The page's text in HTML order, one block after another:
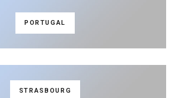
PORTUGAL
STRASBOURG